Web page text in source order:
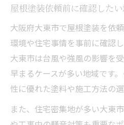
屋根塗装依頼前に確認した
大阪府大東市で屋根塗装を依
環境や住宅事情を事前に確認
大東市は台風や強風の影響を
早まるケースが多い地域です
性に優れた塗料や施工方法の
また、住宅密集地が多い大東